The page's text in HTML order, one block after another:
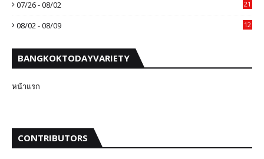
07/26 - 08/02 21
08/02 - 08/09 12
BANGKOKTODAYVARIETY
หน้าแรก
CONTRIBUTORS